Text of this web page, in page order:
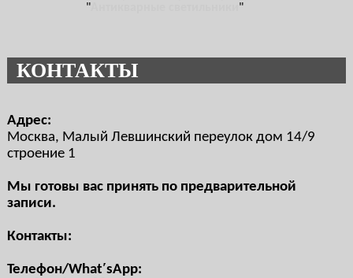
"
"
КОНТАКТЫ
Адрес:
Москва, Малый Левшинский переулок дом 14/9
строение 1
Мы готовы вас принять по предварительной
записи.
Контакты:
Телефон/What′sApp: